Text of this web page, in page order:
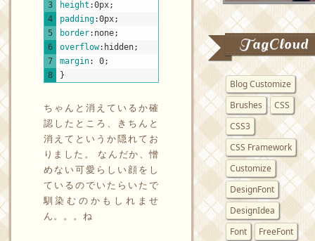
3
4
5
6
7
8
height :0px;
padding:0px;
border: none;
overflow: hidden;
margin: 0;
}
ちゃんと消えているか確
認したところ、きちんと
消えてというか隠れてお
りました。 なんだか、憎
めない可愛らしい顔をし
ているのでいたらいたで
馴染むのかもしれませ
ん。。。ね
TagCloud
Blog Customize
Brushes
CSS
CSS3
CSS Framework
Customize
DesignFont
DesignIdea
Font
FreeFont